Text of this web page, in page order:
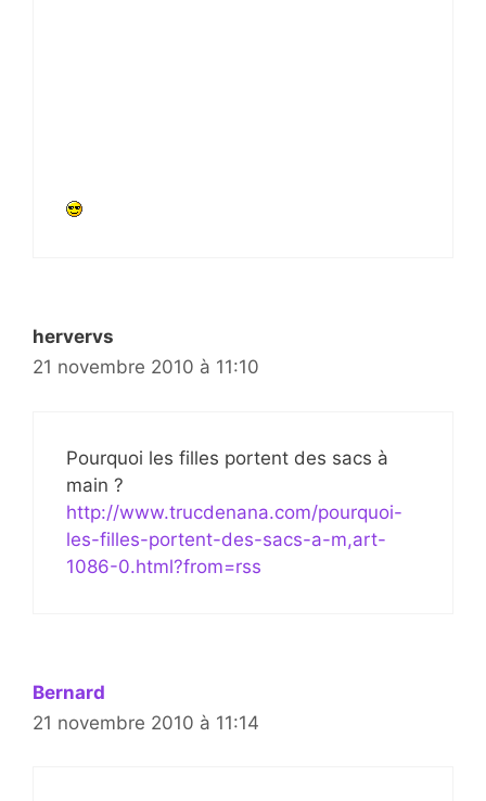
hervervs
21 novembre 2010 à 11:10
Pourquoi les filles portent des sacs à
main ?
http://www.trucdenana.com/pourquoi-
les-filles-portent-des-sacs-a-m,art-
1086-0.html?from=rss
Bernard
21 novembre 2010 à 11:14